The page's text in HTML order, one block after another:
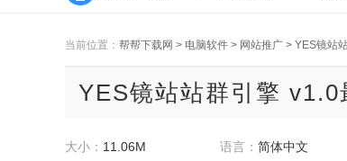
当前位置： 帮帮下载网 > 电脑软件 > 网站推广 > YES镜站
YES镜站站群引擎 v1.0
大小： 11.06M 语言： 简体中文